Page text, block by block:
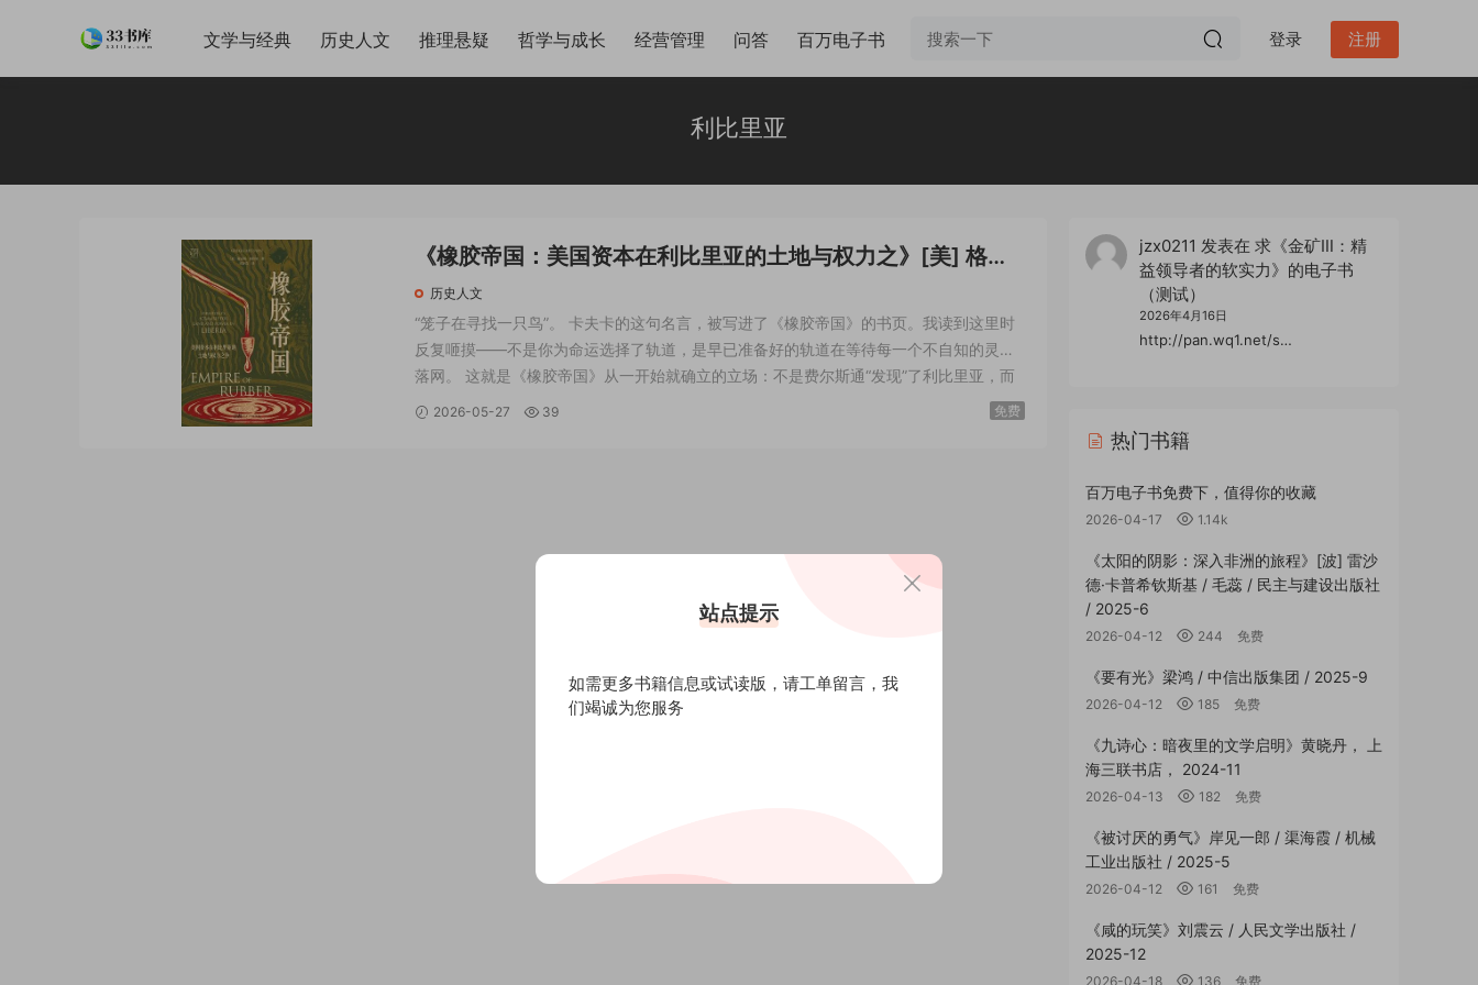
文学与经典 历史人文 推理悬疑 哲学与成长 经营管理 问答 百万电子书 登录 注册
利比里亚
《橡胶帝国：美国资本在利比里亚的土地与权力之》[美] 格雷
格·米特曼 / 田泽浩 / 广东人民出版社 / 2025-7
历史人文
“笼子在寻找一只鸟”。 卡夫卡的这句名言，被写进了《橡胶帝国》的书页。我读到这里时
反复咂摸——不是你为命运选择了轨道，是早已准备好的轨道在等待每一个不自知的灵魂
落网。 这就是《橡胶帝国》从一开始就确立的立场：不是费尔斯通“发现”了利比里亚，而
是一个需要橡胶的美国，在全世界寻找一片能够生长的土地。利比里亚只是恰好——或者
2026-05-27 39 免费
jzx0211 发表在 求《金矿Ⅲ：精
益领导者的软实力》的电子书
（测试）
2026年4月16日
http://pan.wq1.net/s…
热门书籍
百万电子书免费下，值得你的收藏
2026-04-17 1.14k
《太阳的阴影：深入非洲的旅程》[波] 雷沙
德·卡普希钦斯基 / 毛蕊 / 民主与建设出版社
/ 2025-6
2026-04-12 244 免费
《要有光》梁鸿 / 中信出版集团 / 2025-9
2026-04-12 185 免费
《九诗心：暗夜里的文学启明》黄晓丹， 上
海三联书店， 2024-11
2026-04-13 182 免费
《被讨厌的勇气》岸见一郎 / 渠海霞 / 机械
工业出版社 / 2025-5
2026-04-12 161 免费
《咸的玩笑》刘震云 / 人民文学出版社 /
2025-12
2026-04-18 136 免费
站点提示
如需更多书籍信息或试读版，请工单留言 ，我
们竭诚为您服务